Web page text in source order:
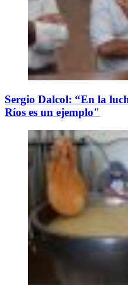
Sergio Dalcol: “En la
Ríos es un ejemplo"